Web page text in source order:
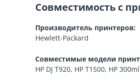
Совместимость с
Производитель принтеров:
Hewlett-Packard
Совместимые модели
HP DJ T920, HP T1500, HP 300ml